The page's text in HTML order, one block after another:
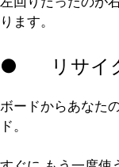
ります。
● リサイ
ボードからあなた
ド。